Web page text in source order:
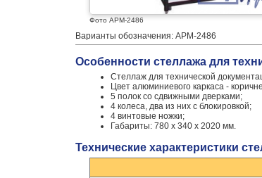
Фото АРМ-2486
Варианты обозначения: АРМ-2486
Особенности стеллажа для
Стеллаж для технической
Цвет алюминиевого каркаса -
5 полок со сдвижными дверками;
4 колеса, два из них с блокировкой;
4 винтовые ножки;
Габариты: 780 х 340 х 2020 мм.
Технические характеристики